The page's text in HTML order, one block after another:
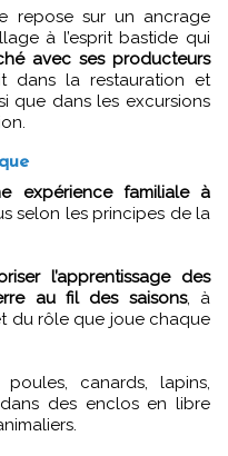
repose sur un ancrage
à l’esprit bastide qui
avec ses producteurs
dans la restauration et
que dans les excursions
expérience familiale à
selon les principes de la
l’apprentissage des
au fil des saisons, à
du rôle que joue chaque
canards, lapins,
des enclos en libre